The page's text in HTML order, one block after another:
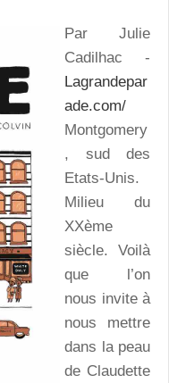
Par Julie
Cadilhac -
Lagrandepar
ade.com/
Montgomery
, sud des
Etats-Unis.
Milieu du
XXème
siècle. Voilà
que l’on
nous invite à
nous mettre
dans la peau
de Claudette